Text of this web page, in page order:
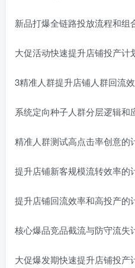
新品打爆全链路投放流程和组
大促活动快速提升店铺投产计
3精准人群提升店铺人群回流
系统定向种子人群分层逻辑和
精准人群测试高点击率创意的
提升店铺新客规模流转效率的
提升店铺回流效率和高投产的
核心爆品竞品截流与防守流失
大促爆发期快速提升店铺投产